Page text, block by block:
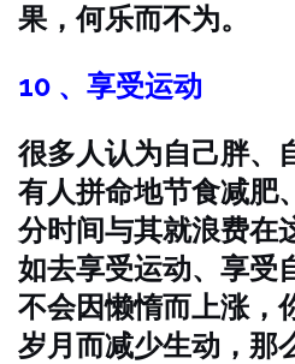
果，何乐而不为。
10 、享受运动
很多人认为自己胖、
有人拼命地节食减肥
分时间与其就浪费在
如去享受运动、享受
不会因懒惰而上涨，
岁月而减少生动，那